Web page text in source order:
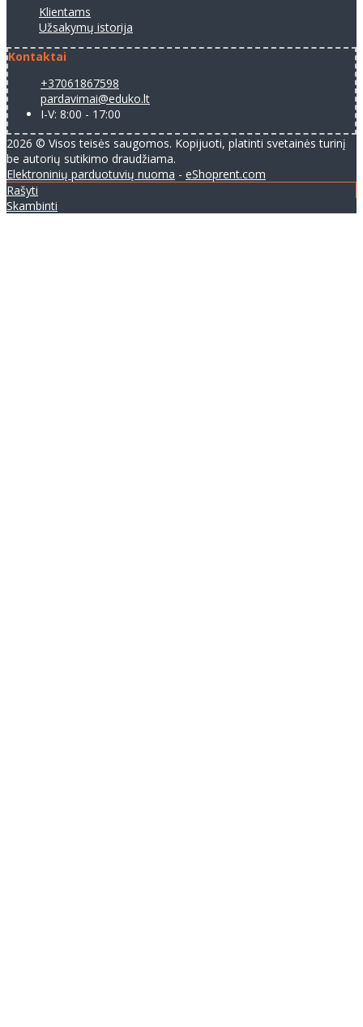
Klientams
Užsakymų istorija
Kontaktai
+37061867598
pardavimai@eduko.lt
I-V: 8:00 - 17:00
2026 © Visos teisės saugomos. Kopijuoti, platinti svetainės turinį
be autorių sutikimo draudžiama.
Elektroninių parduotuvių nuoma - eShoprent.com
Rašyti
Skambinti